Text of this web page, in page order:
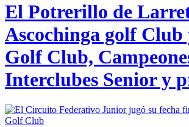
El Potrerillo de
Ascochinga golf Club
Golf Club,
Interclubes Senior y